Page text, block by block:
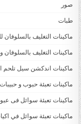
صور
طبات
ماكينات التغليف بالسلوفان للعلب 3 دي و
ماكينات التغليف بالسلوفان
ماكينات اندكشن سيل تلحم
ماكينات تعبئة حبوب و
ماكينات تعبئة سوائل فى
ماكينات تعبئة سوائل في